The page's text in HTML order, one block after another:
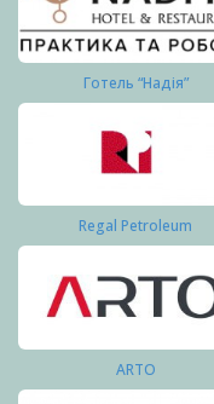
Готель “Надія”
Regal Petroleum
ARTO